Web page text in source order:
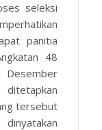
seleksi
panitia
48
ditetapkan
tersebut